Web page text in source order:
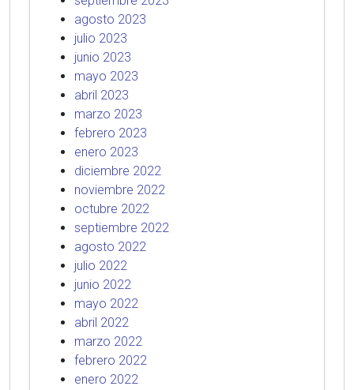
agosto 2023
julio 2023
junio 2023
mayo 2023
abril 2023
marzo 2023
febrero 2023
enero 2023
diciembre 2022
noviembre 2022
octubre 2022
septiembre 2022
agosto 2022
julio 2022
junio 2022
mayo 2022
abril 2022
marzo 2022
febrero 2022
enero 2022